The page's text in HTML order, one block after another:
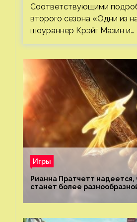
Соответствующими
второго сезона «Одни из
шоураннер Крэйг Мазин и…
Игры
Рианна Пратчетт надеется,
станет более
репрезентации